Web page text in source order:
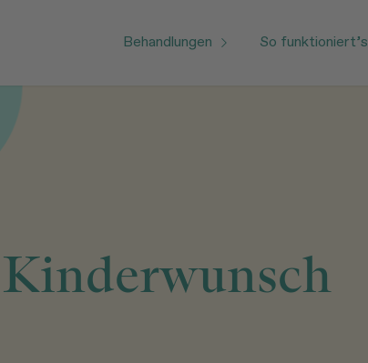
Behandlungen
So funktioniert’s